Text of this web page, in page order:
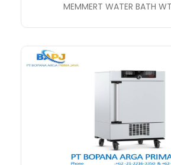
MEMMERT WATER BATH